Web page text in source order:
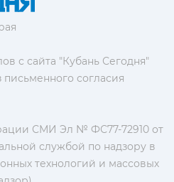
с сайта "Кубань Сегодня"
согласия
СМИ Эл № ФС77-72910 от
службой по надзору в
технологий и массовых